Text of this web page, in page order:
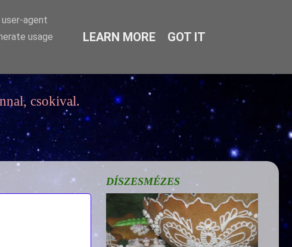
csokival.
DÍSZESMÉZES
agent
usage
LEARN MORE GOT IT